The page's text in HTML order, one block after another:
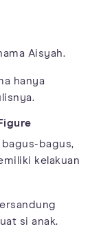
Aisyah.
hanya
bagus,
kelakuan
si anak.